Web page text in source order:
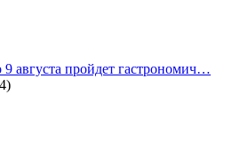
августа пройдет гастрономич…